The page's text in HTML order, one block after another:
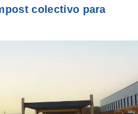
colectivo para